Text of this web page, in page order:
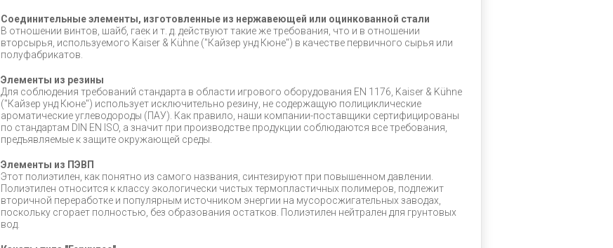
Соединительные элементы, изготовленные из нержавеющей или оцинкованной стали
В отношении винтов, шайб, гаек и т. д. действуют такие же требования, что и в отношении
вторсырья, используемого Kaiser & Kühne ("Кайзер унд Кюне") в качестве первичного сырья или
полуфабрикатов.
Элементы из резины
Для соблюдения требований стандарта в области игрового оборудования EN 1176, Kaiser & Kühne
("Кайзер унд Кюне") использует исключительно резину, не содержащую полициклические
ароматические углеводороды (ПАУ). Как правило, наши компании-поставщики сертифицированы
по стандартам DIN EN ISO, а значит при производстве продукции соблюдаются все требования,
предъявляемые к защите окружающей среды.
Элементы из ПЭВП
Этот полиэтилен, как понятно из самого названия, синтезируют при повышенном давлении.
Полиэтилен относится к классу экологически чистых термопластичных полимеров, подлежит
вторичной переработке и популярным источником энергии на мусоросжигательных заводах,
поскольку сгорает полностью, без образования остатков. Полиэтилен нейтрален для грунтовых
вод.